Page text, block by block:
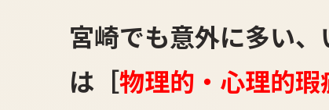
宮崎でも意外に多い、
は［物理的・心理的瑕